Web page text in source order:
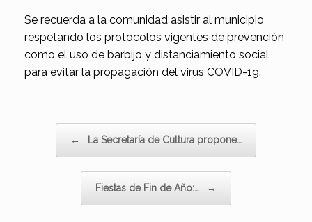
Se recuerda a la comunidad asistir al municipio
respetando los protocolos vigentes de prevención
como el uso de barbijo y distanciamiento social
para evitar la propagación del virus COVID-19.
← La Secretaría de Cultura propone…
Fiestas de Fin de Año:… →